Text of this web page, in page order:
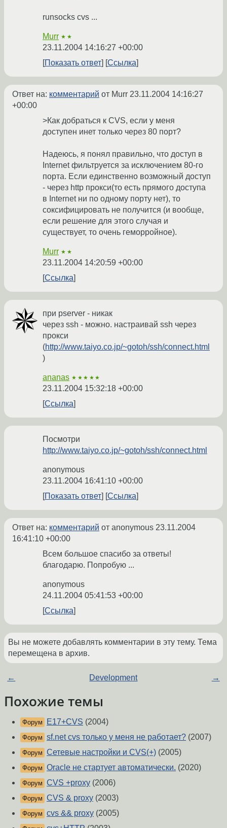
runsocks cvs ...
Murr ★★
23.11.2004 14:16:27 +00:00
Показать ответ
Ссылка
Ответ на: комментарий от Murr 23.11.2004 14:16:27
+00:00
>Как добраться к CVS, если у меня
доступен инет только через 80 порт?
Надеюсь, я понял правильно, что доступ в
Internet фильтруется за исключением 80-го
порта. Если единственно возможный доступ
- через http прокси(то есть прямого доступа
в Internet ни по одному порту нет), то
соксифицировать не получится (и вообще,
если решение для этого случая и
существует, то очень геморройное).
Murr ★★
23.11.2004 14:20:59 +00:00
Ссылка
при pserver - никак
через ssh - можно. настраивай ssh через
прокси
(http://www.taiyo.co.jp/~gotoh/ssh/connect.html
)
ananas ★★★★★
23.11.2004 15:32:18 +00:00
Ссылка
Посмотри
http://www.taiyo.co.jp/~gotoh/ssh/connect.html
anonymous
23.11.2004 16:41:10 +00:00
Показать ответ
Ссылка
Ответ на: комментарий от anonymous 23.11.2004
16:41:10 +00:00
Всем большое спасибо за ответы!
благодарю. Попробую ...
anonymous
24.11.2004 05:41:53 +00:00
Ссылка
Вы не можете добавлять комментарии в эту тему. Тема
перемещена в архив.
← Development →
Похожие темы
Форум E17+CVS (2004)
Форум sf.net cvs только у меня не работает? (2007)
Форум Сетевые настройки и CVS(+) (2005)
Форум Oracle не стартует автоматически. (2020)
Форум CVS +proxy (2006)
Форум CVS & proxy (2003)
Форум cvs && proxy (2005)